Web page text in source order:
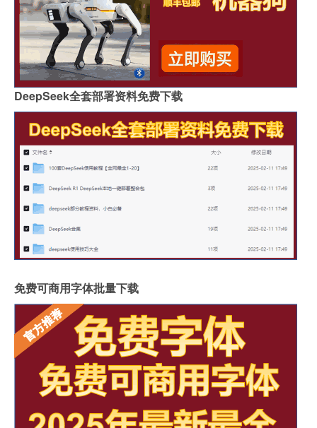
DeepSeek全套部署资料免费下载
免费可商用字体批量下载